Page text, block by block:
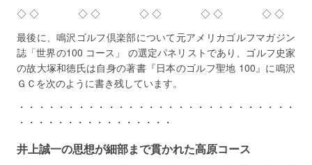
◇ ◇ ◇ ◇ ◇ ◇ ◇ ◇ ◇ ◇
最後に、鳴沢ゴルフ倶楽部について元アメリカゴルフマガジン
誌「世界の100 コース」 の選定パネリストであり、ゴルフ史家
の故大塚和徳氏は自身の著書『日本のゴルフ聖地 100』に鳴沢
ＧＣを次のように書き残しています。
・・・・・・・・・・・・・・・・・・・・・・・・・・・・
・・・・・・・・・・・・・・・・
井上誠一の思想が細部まで貫かれた高原コース